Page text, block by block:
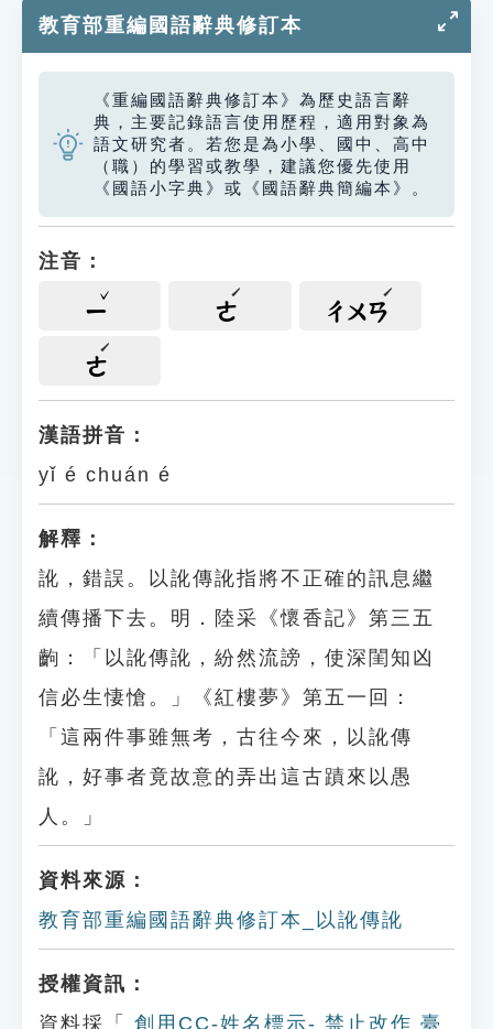
教育部重編國語辭典修訂本
《重編國語辭典修訂本》為歷史語言辭
典，主要記錄語言使用歷程，適用對象為
語文研究者。若您是為小學、國中、高中
（職）的學習或教學，建議您優先使用
《國語小字典》或《國語辭典簡編本》。
注音：
ㄧ ㄜ ㄔㄨㄢ
ㄜ
漢語拼音：
yǐ é chuán é
解釋：
訛，錯誤。以訛傳訛指將不正確的訊息繼
續傳播下去。明．陸采《懷香記》第三五
齣：「以訛傳訛，紛然流謗，使深閨知凶
信必生悽愴。」《紅樓夢》第五一回：
「這兩件事雖無考，古往今來，以訛傳
訛，好事者竟故意的弄出這古蹟來以愚
人。」
資料來源：
教育部重編國語辭典修訂本_以訛傳訛
授權資訊：
資料採「
創用CC-姓名標示- 禁止改作 臺